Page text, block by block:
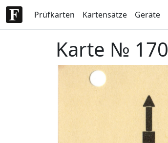
Prüfkarten Kartensätze Geräte
Karte № 170